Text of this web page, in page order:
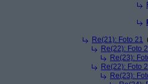
Re(21): Foto 21
Re(22): Foto
Re(23):
Re(22): Foto
Re(23):